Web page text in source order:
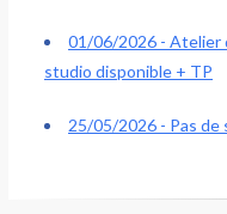
01/06/2026 - Atelier
studio disponible + TP
25/05/2026 - Pas